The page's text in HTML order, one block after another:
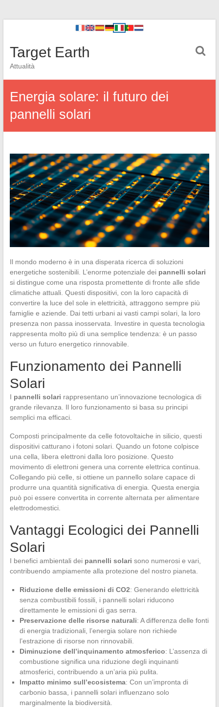
Target Earth
Attualità
Energia solare: il futuro dei
pannelli solari
Il mondo moderno è in una disperata ricerca di soluzioni
energetiche sostenibili. L’enorme potenziale dei pannelli solari
si distingue come una risposta promettente di fronte alle sfide
climatiche attuali. Questi dispositivi, con la loro capacità di
convertire la luce del sole in elettricità, attraggono sempre più
famiglie e aziende. Dai tetti urbani ai vasti campi solari, la loro
presenza non passa inosservata. Investire in questa tecnologia
rappresenta molto più di una semplice tendenza: è un passo
verso un futuro energetico rinnovabile.
Funzionamento dei Pannelli
Solari
I pannelli solari rappresentano un’innovazione tecnologica di
grande rilevanza. Il loro funzionamento si basa su principi
semplici ma efficaci.
Composti principalmente da celle fotovoltaiche in silicio, questi
dispositivi catturano i fotoni solari. Quando un fotone colpisce
una cella, libera elettroni dalla loro posizione. Questo
movimento di elettroni genera una corrente elettrica continua.
Collegando più celle, si ottiene un pannello solare capace di
produrre una quantità significativa di energia. Questa energia
può poi essere convertita in corrente alternata per alimentare
elettrodomestici.
Vantaggi Ecologici dei Pannelli
Solari
I benefici ambientali dei pannelli solari sono numerosi e vari,
contribuendo ampiamente alla protezione del nostro pianeta.
Riduzione delle emissioni di CO2: Generando elettricità
senza combustibili fossili, i pannelli solari riducono
direttamente le emissioni di gas serra.
Preservazione delle risorse naturali: A differenza delle fonti
di energia tradizionali, l’energia solare non richiede
l’estrazione di risorse non rinnovabili.
Diminuzione dell’inquinamento atmosferico: L’assenza di
combustione significa una riduzione degli inquinanti
atmosferici, contribuendo a un’aria più pulita.
Impatto minimo sull’ecosistema: Con un’impronta di
carbonio bassa, i pannelli solari influenzano solo
marginalmente la biodiversità.